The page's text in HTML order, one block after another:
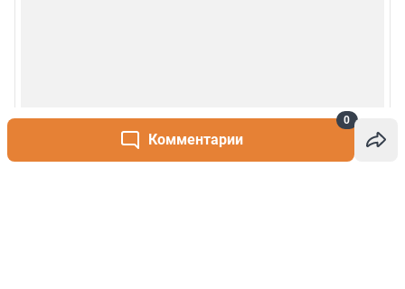
Комментарии
0